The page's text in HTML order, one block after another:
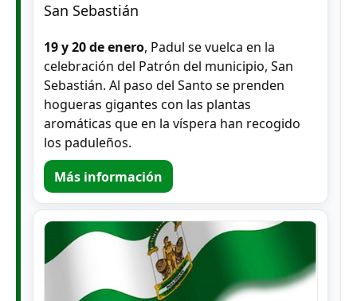
San Sebastián
19 y 20 de enero, Padul se vuelca en la
celebración del Patrón del municipio, San
Sebastián. Al paso del Santo se prenden
hogueras gigantes con las plantas
aromáticas que en la víspera han recogido
los paduleños.
Más información